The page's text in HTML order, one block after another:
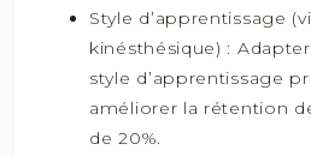
Style d’apprentissage
kinésthésique) :
style d’apprentissage
améliorer la rétention
de 20%.